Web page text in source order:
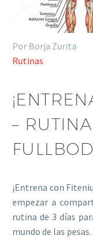
Por Borja Zurita
Rutinas
–
¡Entrena con
empezar a
rutina de 3 días
mundo de las